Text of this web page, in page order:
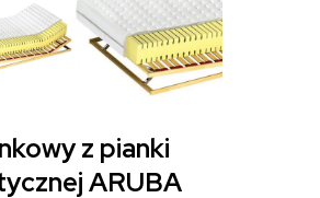
z pianki
ARUBA